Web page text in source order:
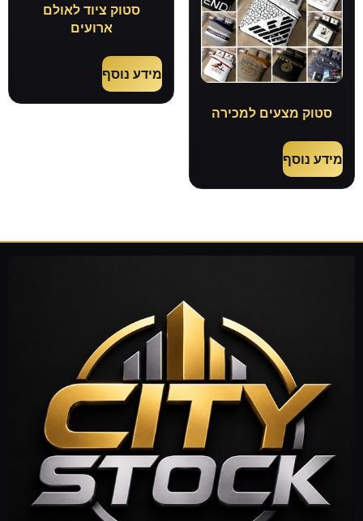
סטוק מצעים למכירה
מידע נוסף
סטוק ציוד לאולם
ארועים
מידע נוסף